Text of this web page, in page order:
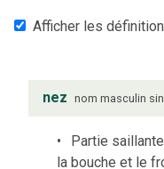
Afficher les
nez nom masculin
Partie
la bouche et le